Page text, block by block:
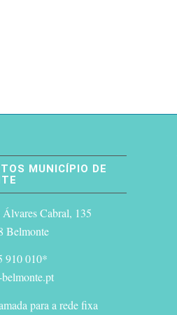
MUNICÍPIO DE
Álvares Cabral, 135
Belmonte
910 010*
para a rede fixa